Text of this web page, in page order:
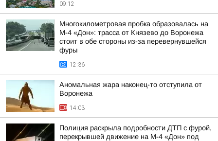
09:12
Многокилометровая пробка образовалась на
М-4 «Дон»: трасса от Князево до Воронежа
стоит в обе стороны из-за перевернувшейся
фуры
12:36
Аномальная жара наконец-то отступила от
Воронежа
14:03
Полиция раскрыла подробности ДТП с фурой,
перекрывшей движение на М-4 «Дон» под